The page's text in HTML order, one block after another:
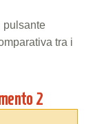
pulsante
tra i
2